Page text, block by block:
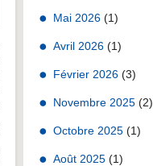
Mai 2026 (1)
Avril 2026 (1)
Février 2026 (3)
Novembre 2025 (2)
Octobre 2025 (1)
Août 2025 (1)